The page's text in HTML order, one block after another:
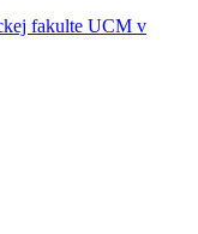
fakulte UCM v